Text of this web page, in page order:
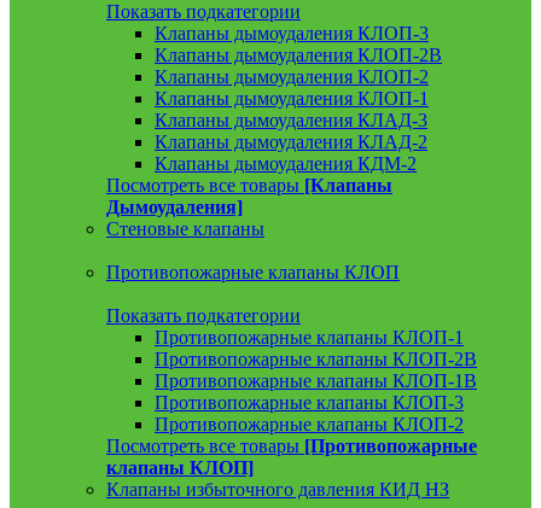
Показать подкатегории
Клапаны дымоудаления КЛОП-3
Клапаны дымоудаления КЛОП-2В
Клапаны дымоудаления КЛОП-2
Клапаны дымоудаления КЛОП-1
Клапаны дымоудаления КЛАД-3
Клапаны дымоудаления КЛАД-2
Клапаны дымоудаления КДМ-2
Посмотреть все товары [Клапаны
Дымоудаления]
Стеновые клапаны
Противопожарные клапаны КЛОП
Показать подкатегории
Противопожарные клапаны КЛОП-1
Противопожарные клапаны КЛОП-2В
Противопожарные клапаны КЛОП-1В
Противопожарные клапаны КЛОП-3
Противопожарные клапаны КЛОП-2
Посмотреть все товары [Противопожарные
клапаны КЛОП]
Клапаны избыточного давления КИД НЗ